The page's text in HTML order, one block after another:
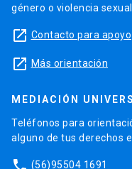
género o violencia
launch Contacto para apoyo
launch Más orientación
MEDIACIÓN
Teléfonos para
alguno de tus derechos
(56)95504 1691